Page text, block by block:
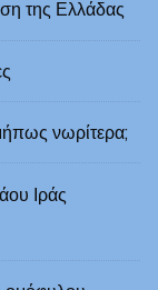
της Ελλάδας
νωρίτερα;
Ιράς